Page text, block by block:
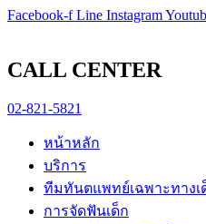
Skip
Facebook-f Line Instagram
CALL CENTER
02-821-5821
หน้าหลัก
บริการ
ทีมทันตแพทย์เฉพาะทางเ
การจัดฟันเด็ก